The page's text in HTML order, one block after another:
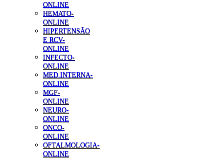
ONLINE
HEMATO-
ONLINE
HIPERTENSÃO
E RCV-
ONLINE
INFECTO-
ONLINE
MED.INTERNA-
ONLINE
MGF-
ONLINE
NEURO-
ONLINE
ONCO-
ONLINE
OFTALMOLOGIA-
ONLINE